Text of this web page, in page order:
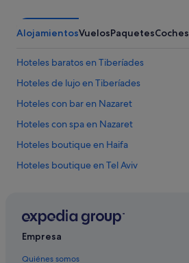
AlojamientosVuelosPaquetesCoches
Hoteles baratos en Tiberíades
Hoteles de lujo en Tiberíades
Hoteles con bar en Nazaret
Hoteles con spa en Nazaret
Hoteles boutique en Haifa
Hoteles boutique en Tel Aviv
Hoteles baratos en Jerusalén
Empresa
Quiénes somos